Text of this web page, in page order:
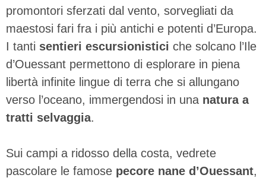
promontori sferzati dal vento, sorvegliati da
maestosi fari fra i più antichi e potenti d’Europa.
I tanti sentieri escursionistici che solcano l’Ile
d’Ouessant permettono di esplorare in piena
libertà infinite lingue di terra che si allungano
verso l’oceano, immergendosi in una natura a
tratti selvaggia.
Sui campi a ridosso della costa, vedrete
pascolare le famose pecore nane d’Ouessant,